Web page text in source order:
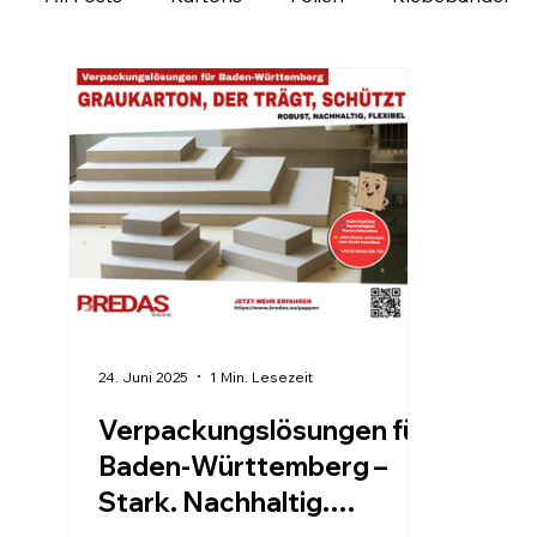
Ladungssicherung Personalisierbare Produkte
Verpackung regional entdecken
Verpackungslösungen für
Baden-Württemberg –
Stark. Nachhaltig.
24. Juni 2025 1 Min. Lesezeit